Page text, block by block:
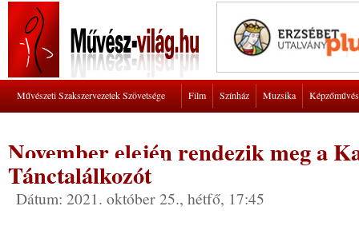
Művészeti Szakszervezetek Szövetsége Film Színház Muzsika
November elején rendezik meg a
Tánctalálkozót
Dátum: 2021. október 25., hétfő, 17:45